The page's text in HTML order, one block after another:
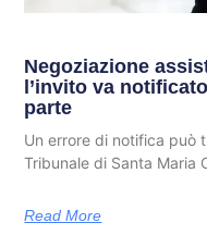
Negoziazione
l’invito va
parte
Un errore di notifica può
Tribunale di Santa Maria
Read More